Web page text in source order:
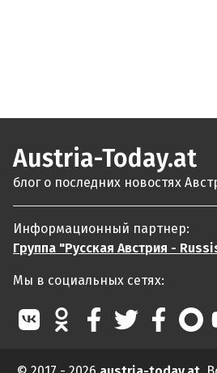
Austria-Today.at
блог о последних новостях
Информационный партнер:
Группа "Русская Австрия -
Мы в социальных сетях: